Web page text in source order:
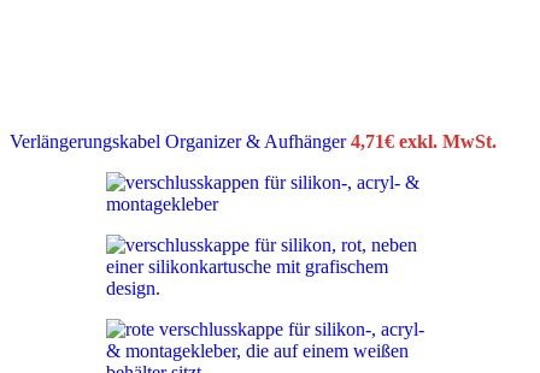
Verlängerungskabel Organizer & Aufhänger4,71€ exkl. MwSt.